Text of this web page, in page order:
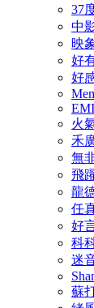
37
中
映
好
好
EMI
火
禾
無
飛
龍
任
好
科
迷
蘇